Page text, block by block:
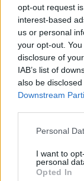
opt-out request
interest-based
us or personal
your opt-out.
disclosure of
IAB’s list of
also be
Downstream
Please note that
not limited to
grant or deny
use your data
Personal
I want to
personal
Opted In
zenéket
tudásukkal
világszerte. Az
különféle
sydney-i
Concertgebuow-